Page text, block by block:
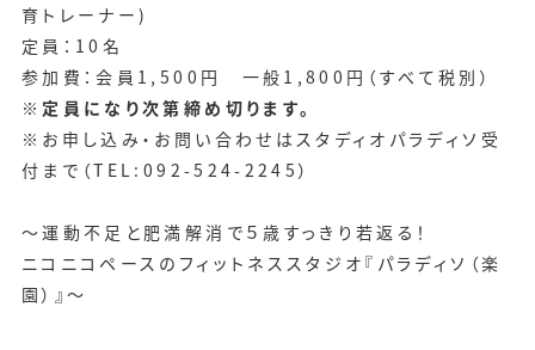
育トレーナー)
定員：10名
参加費：会員1,500円 一般1,800円（すべて税別）
※定員になり次第締め切ります。
※お申し込み・お問い合わせはスタディオパラディソ受
付まで（TEL:092-524-2245）
～運動不足と肥満解消で５歳すっきり若返る！
ニコニコペースのフィットネススタジオ『パラディソ（楽
園）』～